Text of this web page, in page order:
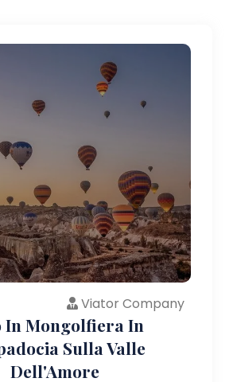
Viator Company
In Mongolfiera In
Sulla Valle
Dell'Amore